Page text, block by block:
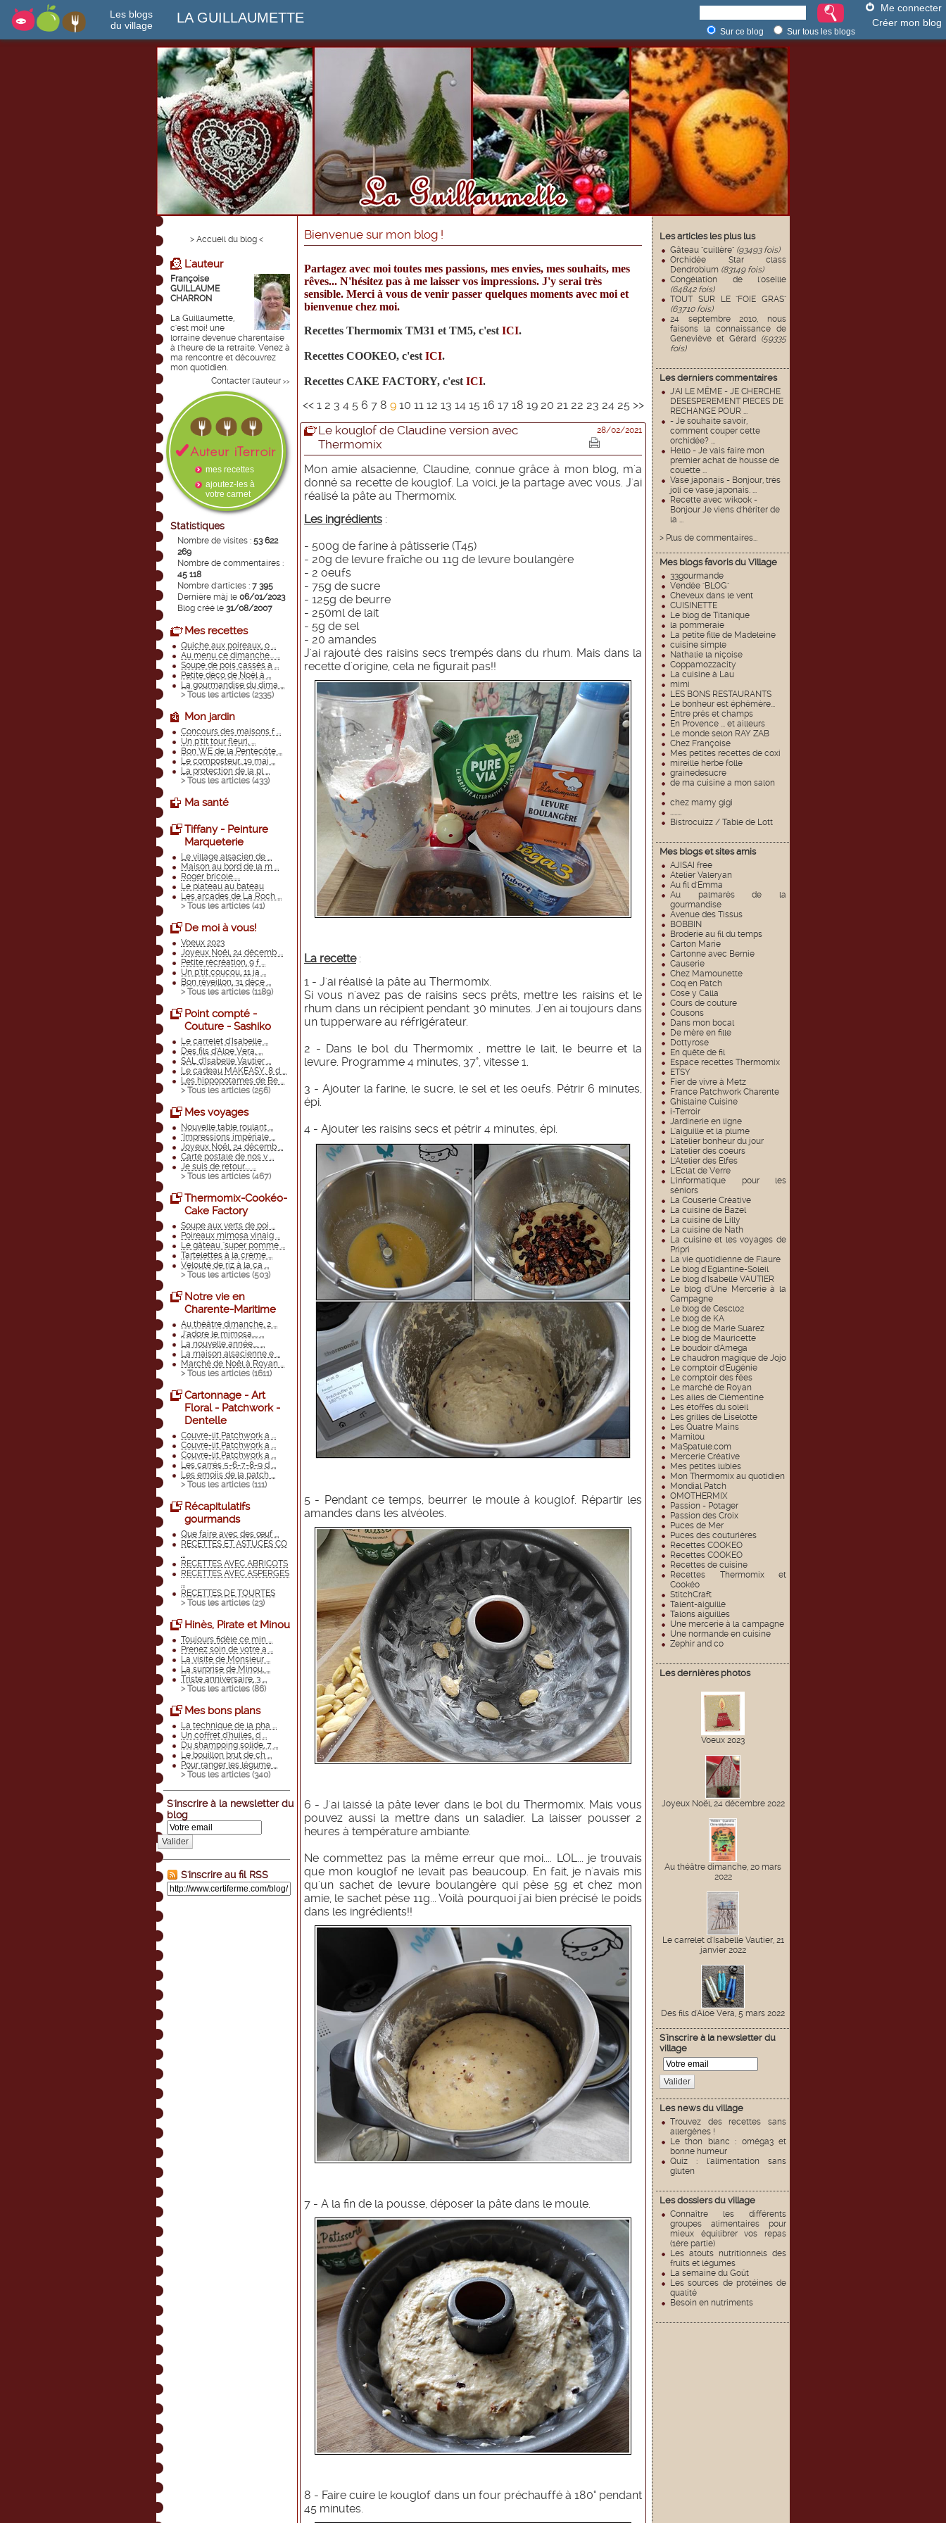
Les blogs
du village
LA GUILLAUMETTE
Me connecter
Créer mon blog
Sur ce blog Sur tous les blogs
Les articles les plus lus
Gâteau "cuillère" (93493 fois)
Orchidée Star class
Dendrobium (83149 fois)
Congélation de l'oseille
(64842 fois)
TOUT SUR LE "FOIE GRAS"
(63710 fois)
24 septembre 2010, nous
faisons la connaissance de
Geneviève et Gérard (59335
fois)
Les derniers commentaires
J'AI LE MËME - JE CHERCHE
DESESPEREMENT PIECES DE
RECHANGE POUR ...
- Je souhaite savoir,
comment couper cette
orchidée? ...
Hello - Je vais faire mon
premier achat de housse de
couette ...
Vase japonais - Bonjour, très
joli ce vase japonais. ...
Recette avec wikook -
Bonjour Je viens d'hériter de
la ...
> Plus de commentaires...
Mes blogs favoris du Village
33gourmande
Vendée "BLOG"
Cheveux dans le vent
CUISINETTE
Le blog de Titanique
la pommeraie
La petite fille de Madeleine
cuisine simple
Nathalie la niçoise
Coppamozzacity
La cuisine à Lau
mimi
LES BONS RESTAURANTS
Le bonheur est éphémère...
Entre prés et champs
En Provence ... et ailleurs
Le monde selon RAY ZAB
Chez Françoise
Mes petites recettes de coxi
mireille herbe folle
grainedesucre
de ma cuisine a mon salon
chez mamy gigi
........
Bistrocuizz / Table de Lott
Mes blogs et sites amis
AJISAI free
Atelier Valeryan
Au fil d'Emma
Au palmarès de la
gourmandise
Avenue des Tissus
BOBBIN
Broderie au fil du temps
Carton Marie
Cartonne avec Bernie
Causerie
Chez Mamounette
Coq en Patch
Cose y Calla
Cours de couture
Cousons
Dans mon bocal
De mère en fille
Dottyrose
En quête de fil
Espace recettes Thermomix
ETSY
Fier de vivre à Metz
France Patchwork Charente
Ghislaine Cuisine
i-Terroir
Jardinerie en ligne
L'aiguille et la plume
L'atelier bonheur du jour
L'atelier des coeurs
L'Atelier des Elfes
L'Eclat de Verre
L'informatique pour les
séniors
La Couserie Créative
La cuisine de Bazel
La cuisine de Lilly
La cuisine de Nath
La cuisine et les voyages de
Pripri
La vie quotidienne de Flaure
Le blog d'Eglantine-Soleil
Le blog d'Isabelle VAUTIER
Le blog d'Une Mercerie à la
Campagne
Le blog de Cesclo2
Le blog de KA
Le blog de Marie Suarez
Le blog de Mauricette
Le boudoir d'Amega
Le chaudron magique de Jojo
Le comptoir d'Eugénie
Le comptoir des fées
Le marché de Royan
Les ailes de Clémentine
Les étoffes du soleil
Les grilles de Liselotte
Les Quatre Mains
Mamilou
MaSpatule.com
Mercerie Créative
Mes petites lubies
Mon Thermomix au quotidien
Mondial Patch
OMOTHERMIX
Passion - Potager
Passion des Croix
Puces de Mer
Puces des couturières
Recettes COOKEO
Recettes COOKEO
Recettes de cuisine
Recettes Thermomix et
Cookéo
StitchCraft
Talent-aiguille
Talons aiguilles
Une mercerie à la campagne
Une normande en cuisine
Zephir and co
Les dernières photos
Voeux 2023
Joyeux Noël, 24 décembre 2022
Au théâtre dimanche, 20 mars
2022
Le carrelet d'Isabelle Vautier, 21
janvier 2022
Des fils d'Aloe Vera, 5 mars 2022
S'inscrire à la newsletter du
village
Valider
Les news du village
Trouvez des recettes sans
allergènes !
Le thon blanc : oméga3 et
bonne humeur
Quiz : l'alimentation sans
gluten
Les dossiers du village
Connaître les différents
groupes alimentaires pour
mieux équilibrer vos repas
(1ère partie)
Les atouts nutritionnels des
fruits et légumes
La semaine du Goût
Les sources de protéines de
qualité
Besoin en nutriments
> Accueil du blog <
L'auteur
Françoise
GUILLAUME
CHARRON
La Guillaumette,
c'est moi! une
lorraine devenue charentaise
à l'heure de la retraite. Venez à
ma rencontre et découvrez
mon quotidien.
Contacter l'auteur >>
mes recettes
ajoutez-les à
votre carnet
Statistiques
Nombre de visites : 53 622
269
Nombre de commentaires :
45 118
Nombre d'articles : 7 395
Dernière màj le 06/01/2023
Blog créé le 31/08/2007
Mes recettes
Quiche aux poireaux, o ...
Au menu ce dimanche... ...
Soupe de pois cassés a ...
Petite déco de Noël à ...
La gourmandise du dima ...
> Tous les articles (2335)
Mon jardin
Concours des maisons f ...
Un p'tit tour fleuri, ...
Bon WE de la Pentecôte ...
Le composteur, 19 mai ...
La protection de la pl ...
> Tous les articles (433)
Ma santé
Tiffany - Peinture
Marqueterie
Le village alsacien de ...
Maison au bord de la m ...
Roger bricole.....
Le plateau au bateau
Les arcades de La Roch ...
> Tous les articles (41)
De moi à vous!
Voeux 2023
Joyeux Noël, 24 décemb ...
Petite récréation, 9 f ...
Un p'tit coucou, 11 ja ...
Bon réveillon, 31 déce ...
> Tous les articles (1189)
Point compté -
Couture - Sashiko
Le carrelet d'Isabelle ...
Des fils d'Aloe Vera, ...
SAL d'Isabelle Vautier ...
Le cadeau MAKEASY, 8 d ...
Les hippopotames de Be ...
> Tous les articles (256)
Mes voyages
Nouvelle table roulant ...
"Impressions impériale ...
Joyeux Noël, 24 décemb ...
Carte postale de nos v ...
Je suis de retour.... ...
> Tous les articles (467)
Thermomix-Cookéo-
Cake Factory
Soupe aux verts de poi ...
Poireaux mimosa vinaig ...
Le gâteau "super pomme ...
Tartelettes à la crème ...
Velouté de riz à la ca ...
> Tous les articles (503)
Notre vie en
Charente-Maritime
Au théâtre dimanche, 2 ...
J'adore le mimosa.... ...
La nouvelle année.... ...
La maison alsacienne e ...
Marché de Noël à Royan ...
> Tous les articles (1611)
Cartonnage - Art
Floral - Patchwork -
Dentelle
Couvre-lit Patchwork a ...
Couvre-lit Patchwork a ...
Couvre-lit Patchwork a ...
Les carrés 5-6-7-8-9 d ...
Les emojis de la patch ...
> Tous les articles (111)
Récapitulatifs
gourmands
Que faire avec des œuf ...
RECETTES ET ASTUCES CO
...
RECETTES AVEC ABRICOTS
RECETTES AVEC ASPERGES
...
RECETTES DE TOURTES
> Tous les articles (23)
Hinès, Pirate et Minou
Toujours fidèle ce min ...
Prenez soin de votre a ...
La visite de Monsieur ...
La surprise de Minou, ...
Triste anniversaire, 3 ...
> Tous les articles (86)
Mes bons plans
La technique de la pha ...
Un coffret d'huiles, d ...
Du shampoing solide, 7 ...
Le bouillon brut de ch ...
Pour ranger les légume ...
> Tous les articles (340)
S'inscrire à la newsletter du
blog
Valider
S'inscrire au fil RSS
Bienvenue sur mon blog !
Partagez avec moi toutes mes passions, mes envies, mes souhaits, mes
rêves... N'hésitez pas à me laisser vos impressions. J'y serai très
sensible. Merci à vous de venir passer quelques moments avec moi et
bienvenue chez moi.
Recettes Thermomix TM31 et TM5, c'est ICI.
Recettes COOKEO, c'est ICI.
Recettes CAKE FACTORY, c'est ICI.
<< 1 2 3 4 5 6 7 8 9 10 11 12 13 14 15 16 17 18 19 20 21 22 23 24 25 >>
Le kouglof de Claudine version avec
Thermomix
28/02/2021
Mon amie alsacienne, Claudine, connue grâce à mon blog, m'a
donné sa recette de kouglof. La voici, je la partage avec vous. J'ai
réalisé la pâte au Thermomix.
Les ingrédients :
- 500g de farine à pâtisserie (T45)
- 20g de levure fraîche ou 11g de levure boulangère
- 2 oeufs
- 75g de sucre
- 125g de beurre
- 250ml de lait
- 5g de sel
- 20 amandes
J'ai rajouté des raisins secs trempés dans du rhum. Mais dans la
recette d'origine, cela ne figurait pas!!
La recette:
1 - J'ai réalisé la pâte au Thermomix.
Si vous n'avez pas de raisins secs prêts, mettre les raisins et le
rhum dans un récipient pendant 30 minutes. J'en ai toujours dans
un tupperware au réfrigérateur.
2 - Dans le bol du Thermomix , mettre le lait, le beurre et la
levure. Programme 4 minutes, 37°, vitesse 1.
3 - Ajouter la farine, le sucre, le sel et les oeufs. Pétrir 6 minutes,
épi.
4 - Ajouter les raisins secs et pétrir 4 minutes, épi.
5 - Pendant ce temps, beurrer le moule à kouglof. Répartir les
amandes dans les alvéoles.
6 - J'ai laissé la pâte lever dans le bol du Thermomix. Mais vous
pouvez aussi la mettre dans un saladier. La laisser pousser 2
heures à température ambiante.
Ne commettez pas la même erreur que moi.... LOL... je trouvais
que mon kouglof ne levait pas beaucoup. En fait, je n'avais mis
qu'un sachet de levure boulangère qui pèse 5g et chez mon
amie, le sachet pèse 11g... Voilà pourquoi j'ai bien précisé le poids
dans les ingrédients!!
7 - A la fin de la pousse, déposer la pâte dans le moule.
8 - Faire cuire le kouglof dans un four préchauffé à 180° pendant
45 minutes.